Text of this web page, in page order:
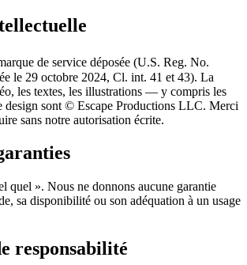
de service déposée (U.S. Reg. No.
le 29 octobre 2024, Cl. int. 41 et 43). La
les textes, les illustrations — y compris les
sont © Escape Productions LLC. Merci
sans notre autorisation écrite.
quel ». Nous ne donnons aucune garantie
sa disponibilité ou son adéquation à un usage
responsabilité